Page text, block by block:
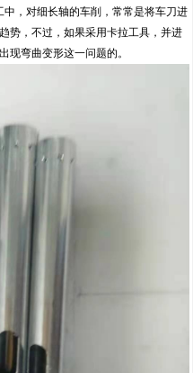
，对细长轴的车削，常常是将车刀进
势，不过，如果采用卡拉工具，并进
现弯曲变形这一问题的。